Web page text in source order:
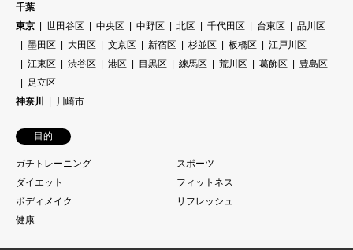
千葉
東京
世田谷区 中央区 中野区 北区 千代田区 台東区
品川区
墨田区
大田区 文京区 新宿区 杉並区 板橋区
江戸川区
江東区
渋谷区 港区 目黒区 練馬区 荒川区 葛飾区
豊島区
足立区
神奈川
川崎市
目的
ガチトレーニング
スポーツ
ダイエット
フィットネス
ボディメイク
リフレッシュ
健康